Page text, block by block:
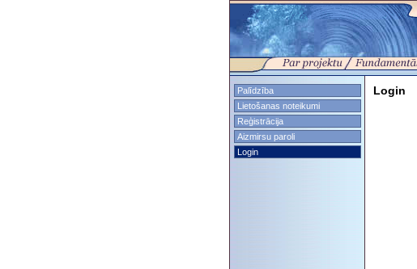
Palīdzība
Lietošanas noteikumi
Reģistrācija
Aizmirsu paroli
Login
Login